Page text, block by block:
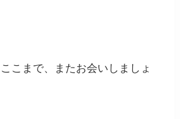
こまで、またお会いしましょ